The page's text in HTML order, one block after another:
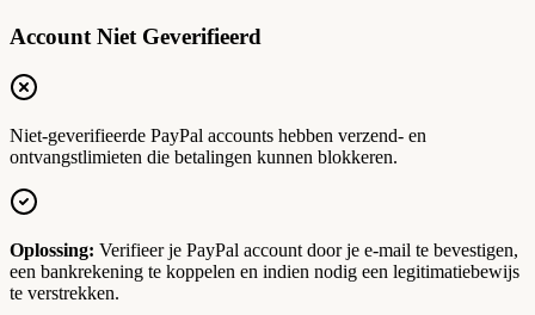
Account Niet Geverifieerd
Niet-geverifieerde PayPal accounts hebben verzend- en
ontvangstlimieten die betalingen kunnen blokkeren.
Oplossing: Verifieer je PayPal account door je e-mail te bevestigen,
een bankrekening te koppelen en indien nodig een legitimatiebewijs
te verstrekken.